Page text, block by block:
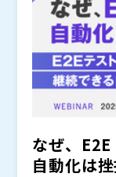
運用設計や伴
の解消と持続
えします。こ
削減できると
対応が求めら
活用いただけ
なぜ、
自動化は